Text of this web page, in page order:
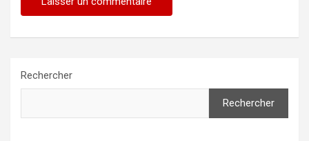
Rechercher
Rechercher